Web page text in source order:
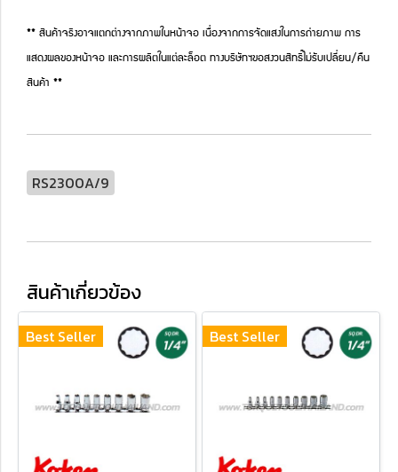
** สินค้าจริงอาจแตกต่างจากภาพในหน้าจอ เนื่องจากการจัดแสงในการถ่ายภาพ การ
แสดงผลของหน้าจอ และการผลิตในแต่ละล็อต ทางบริษัทฯขอสงวนสิทธิ์ไม่รับเปลี่ยน/คืน
สินค้า **
RS2300A/9
สินค้าเกี่ยวข้อง
Best Seller Best Seller